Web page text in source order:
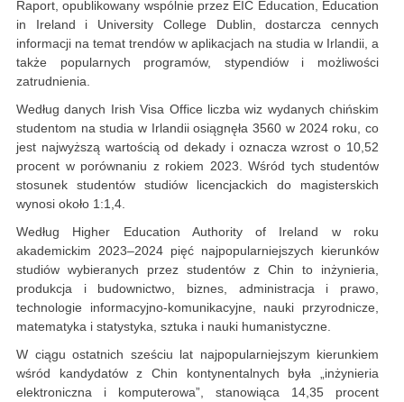
Raport, opublikowany wspólnie przez EIC Education, Education
in Ireland i University College Dublin, dostarcza cennych
informacji na temat trendów w aplikacjach na studia w Irlandii, a
także popularnych programów, stypendiów i możliwości
zatrudnienia.
Według danych Irish Visa Office liczba wiz wydanych chińskim
studentom na studia w Irlandii osiągnęła 3560 w 2024 roku, co
jest najwyższą wartością od dekady i oznacza wzrost o 10,52
procent w porównaniu z rokiem 2023. Wśród tych studentów
stosunek studentów studiów licencjackich do magisterskich
wynosi około 1:1,4.
Według Higher Education Authority of Ireland w roku
akademickim 2023–2024 pięć najpopularniejszych kierunków
studiów wybieranych przez studentów z Chin to inżynieria,
produkcja i budownictwo, biznes, administracja i prawo,
technologie informacyjno-komunikacyjne, nauki przyrodnicze,
matematyka i statystyka, sztuka i nauki humanistyczne.
W ciągu ostatnich sześciu lat najpopularniejszym kierunkiem
wśród kandydatów z Chin kontynentalnych była „inżynieria
elektroniczna i komputerowa”, stanowiąca 14,35 procent